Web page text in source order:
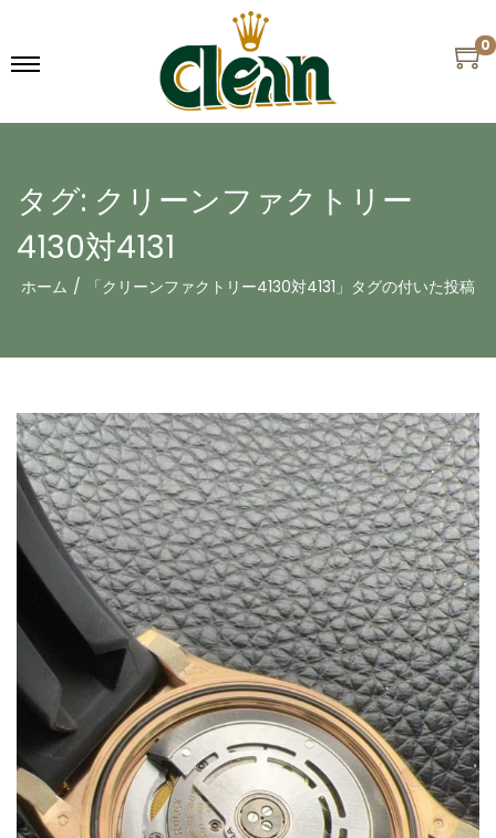
0
タグ: クリーンファクトリー
4130対4131
ホーム / 「クリーンファクトリー4130対4131」タグの付いた投稿